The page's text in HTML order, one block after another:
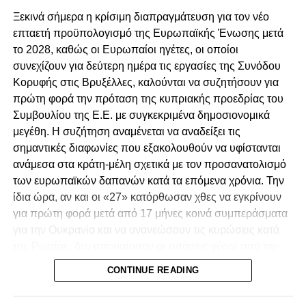
Πρόσθεσε ότι η δίκαιη απασχόληση μεταφράζεται σε
συγκεκριμένες πολιτικές, οι οποίες τέθηκαν επί τάπητος
κατά τις συζητήσεις του Συμβουλίου. Μεταξύ άλλων, έγινε
αναφορά στην ισότιμη πρόσβαση σε αξιοπρεπείς και
ποιοτικές θέσεις εργασίας, στην επάρκεια των μισθών,
στην ίση αμοιβή για εργασία ίσης αξίας, στην προστασία
των εργασιακών δικαιωμάτων, καθώς και στην
ενδυνάμωση του κοινωνικού διαλόγου.
Ιδιαίτερη έμφαση δόθηκε στην ανάγκη αποφασιστικών
επενδύσεων στην ανάπτυξη και την αναβάθμιση των
δεξιοτήτων των εργαζομένων, καθώς, όπως σημειώθηκε,
η τεχνολογία αλλάζει τις θέσεις εργασίας με πρωτοφανή
ταχύτητα. Ο Υπουργός υπογράμμισε ότι κανένας
«Το μήνυμα είναι σαφές: η καινοτομία πρέπει να υπηρετεί
Αγγελίδη από τις θέσεις του Γενικού Εισαγγελέα
και Βοηθού Γενικού Εισαγγελέα.
Ανεξάρτητη διερεύνηση για τα αδικήματα που
καταγράφονται στο Πόρισμα.
Προσαγωγή των υπόπτων στη Δικαιοσύνη,
λογοδοσία και τιμωρία των ενόχων.
Αναστήλωση των θεσμών και του κράτους
δικαίου στην χώρα μας.
Ξεκινά σήμερα η κρίσιμη διαπραγμάτευση για τον νέο
επταετή προϋπολογισμό της Ευρωπαϊκής Ένωσης μετά
το 2028, καθώς οι Ευρωπαίοι ηγέτες, οι οποίοι
συνεχίζουν για δεύτερη ημέρα τις εργασίες της Συνόδου
Κορυφής στις Βρυξέλλες, καλούνται να συζητήσουν για
πρώτη φορά την πρόταση της κυπριακής προεδρίας του
Συμβουλίου της Ε.Ε. με συγκεκριμένα δημοσιονομικά
μεγέθη. Η συζήτηση αναμένεται να αναδείξει τις
σημαντικές διαφωνίες που εξακολουθούν να υφίστανται
ανάμεσα στα κράτη-μέλη σχετικά με τον προσανατολισμό
των ευρωπαϊκών δαπανών κατά τα επόμενα χρόνια. Την
ίδια ώρα, αν και οι «27» κατόρθωσαν χθες να εγκρίνουν
για πρώτη φορά μετά από 17 μήνες κοινά συμπεράσματα
πρωτοβουλία του προέδρου του Ευρωπαϊκού
Συμβουλίου, Αντόνιο Κόστα, να διερευνήσει δίαυλο
επικοινωνίας με τη Μόσχα.
CONTINUE READING